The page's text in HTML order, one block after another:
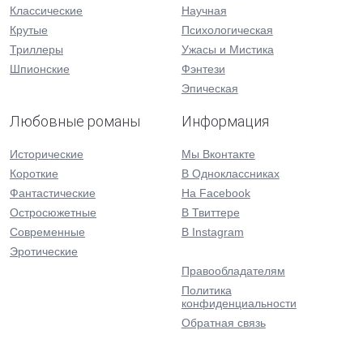
Классические
Крутые
Триллеры
Шпионские
Научная
Психологическая
Ужасы и Мистика
Фэнтези
Эпическая
Любовные романы
Исторические
Короткие
Фантастические
Остросюжетные
Современные
Эротические
Информация
Мы Вконтакте
В Одноклассниках
На Facebook
В Твиттере
В Instagram
Правообладателям
Политика
конфиденциальности
Обратная связь